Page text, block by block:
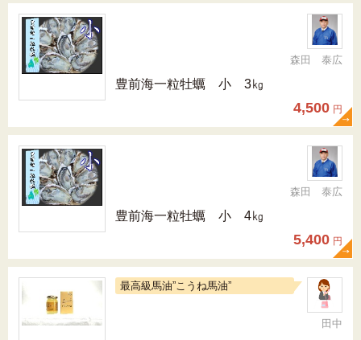
森田 泰広
豊前海一粒牡蠣 小 3㎏
4,500 円
森田 泰広
豊前海一粒牡蠣 小 4㎏
5,400 円
最高級馬油”こうね馬油”
田中